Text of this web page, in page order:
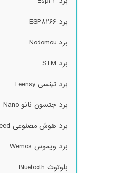
برد ESP8266
برد Nodemcu
برد STM
برد تینسی Teensy
برد جتسون نانو Jetson Nano
برد هوش مصنوعی Sipeed
برد ویموس Wemos
بلوتوث Bluetooth